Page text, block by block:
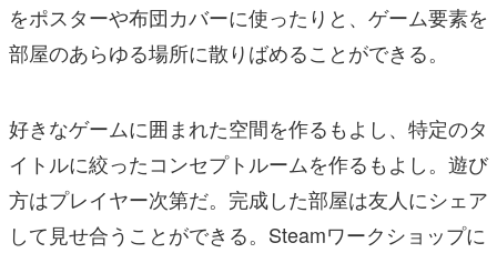
をポスターや布団カバーに使ったりと、ゲーム要素を
部屋のあらゆる場所に散りばめることができる。
好きなゲームに囲まれた空間を作るもよし、特定のタ
イトルに絞ったコンセプトルームを作るもよし。遊び
方はプレイヤー次第だ。完成した部屋は友人にシェア
して見せ合うことができる。Steamワークショップに